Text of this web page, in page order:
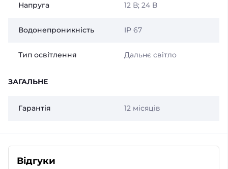
Напруга 12 В; 24 В
Водонепроникність IP 67
Тип освітлення Дальнє світло
ЗАГАЛЬНЕ
Гарантія 12 місяців
Відгуки